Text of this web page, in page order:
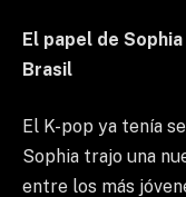
El papel de
Brasil
El K-pop ya tenía
Sophia trajo una
entre los más